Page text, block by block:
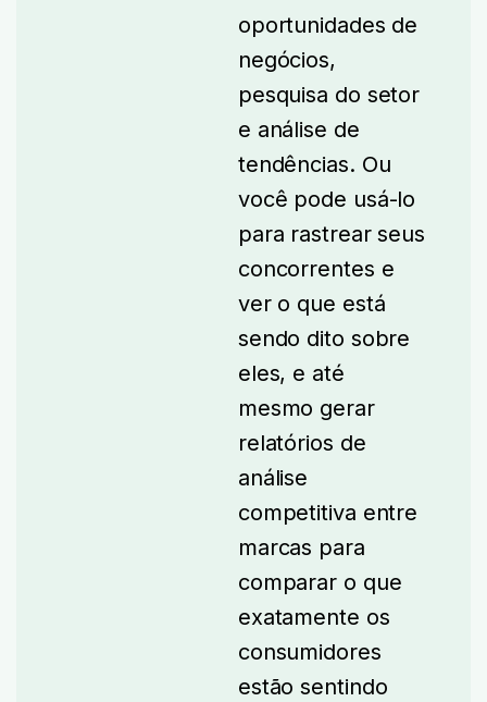
oportunidades de
negócios,
pesquisa do setor
e análise de
tendências. Ou
você pode usá-lo
para rastrear seus
concorrentes e
ver o que está
sendo dito sobre
eles, e até
mesmo gerar
relatórios de
análise
competitiva entre
marcas para
comparar o que
exatamente os
consumidores
estão sentindo